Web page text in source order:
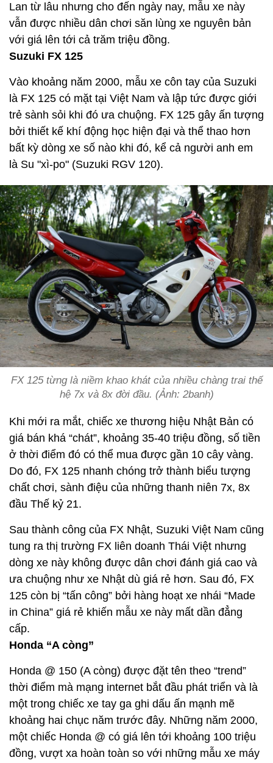
Lan từ lâu nhưng cho đến ngày nay, mẫu xe này
vẫn được nhiều dân chơi săn lùng xe nguyên bản
với giá lên tới cả trăm triệu đồng.
Suzuki FX 125
Vào khoảng năm 2000, mẫu xe côn tay của Suzuki
là FX 125 có mặt tại Việt Nam và lập tức được giới
trẻ sành sỏi khi đó ưa chuộng. FX 125 gây ấn tượng
bởi thiết kế khí động học hiện đại và thể thao hơn
bất kỳ dòng xe số nào khi đó, kể cả người anh em
là Su "xì-po" (Suzuki RGV 120).
FX 125 từng là niềm khao khát của nhiều chàng trai thế
hệ 7x và 8x đời đầu. (Ảnh: 2banh)
Khi mới ra mắt, chiếc xe thương hiệu Nhật Bản có
giá bán khá “chát”, khoảng 35-40 triệu đồng, số tiền
ở thời điểm đó có thể mua được gần 10 cây vàng.
Do đó, FX 125 nhanh chóng trở thành biểu tượng
chất chơi, sành điệu của những thanh niên 7x, 8x
đầu Thế kỷ 21.
Sau thành công của FX Nhật, Suzuki Việt Nam cũng
tung ra thị trường FX liên doanh Thái Việt nhưng
dòng xe này không được dân chơi đánh giá cao và
ưa chuộng như xe Nhật dù giá rẻ hơn. Sau đó, FX
125 còn bị “tấn công” bởi hàng hoạt xe nhái “Made
in China” giá rẻ khiến mẫu xe này mất dần đẳng
cấp.
Honda “A còng”
Honda @ 150 (A còng) được đặt tên theo “trend”
thời điểm mà mạng internet bắt đầu phát triển và là
một trong chiếc xe tay ga ghi dấu ấn mạnh mẽ
khoảng hai chục năm trước đây. Những năm 2000,
một chiếc Honda @ có giá lên tới khoảng 100 triệu
đồng, vượt xa hoàn toàn so với những mẫu xe máy